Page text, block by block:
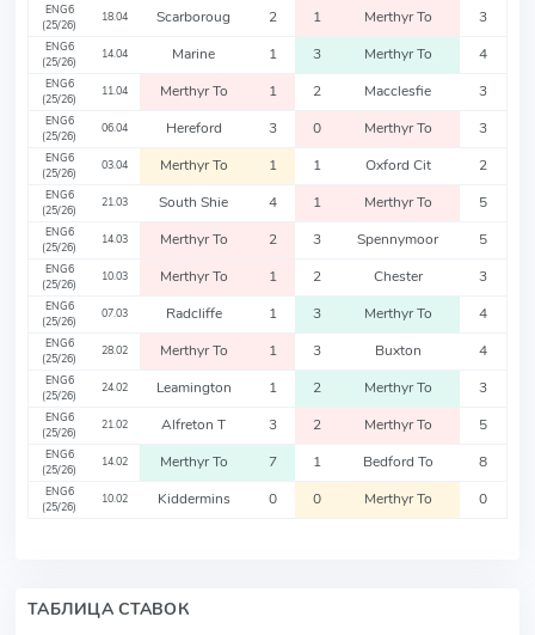
ENG6
(25/26)
18.04 Scarboroug 2 1 Merthyr To 3
ENG6
(25/26)
14.04 Marine 1 3 Merthyr To 4
ENG6
(25/26)
11.04 Merthyr To 1 2 Macclesfie 3
ENG6
(25/26)
06.04 Hereford 3 0 Merthyr To 3
ENG6
(25/26)
03.04 Merthyr To 1 1 Oxford Cit 2
ENG6
(25/26)
21.03 South Shie 4 1 Merthyr To 5
ENG6
(25/26)
14.03 Merthyr To 2 3 Spennymoor 5
ENG6
(25/26)
10.03 Merthyr To 1 2 Chester 3
ENG6
(25/26)
07.03 Radcliffe 1 3 Merthyr To 4
ENG6
(25/26)
28.02 Merthyr To 1 3 Buxton 4
ENG6
(25/26)
24.02 Leamington 1 2 Merthyr To 3
ENG6
(25/26)
21.02 Alfreton T 3 2 Merthyr To 5
ENG6
(25/26)
14.02 Merthyr To 7 1 Bedford To 8
ENG6
(25/26)
10.02 Kiddermins 0 0 Merthyr To 0
ТАБЛИЦА СТАВОК